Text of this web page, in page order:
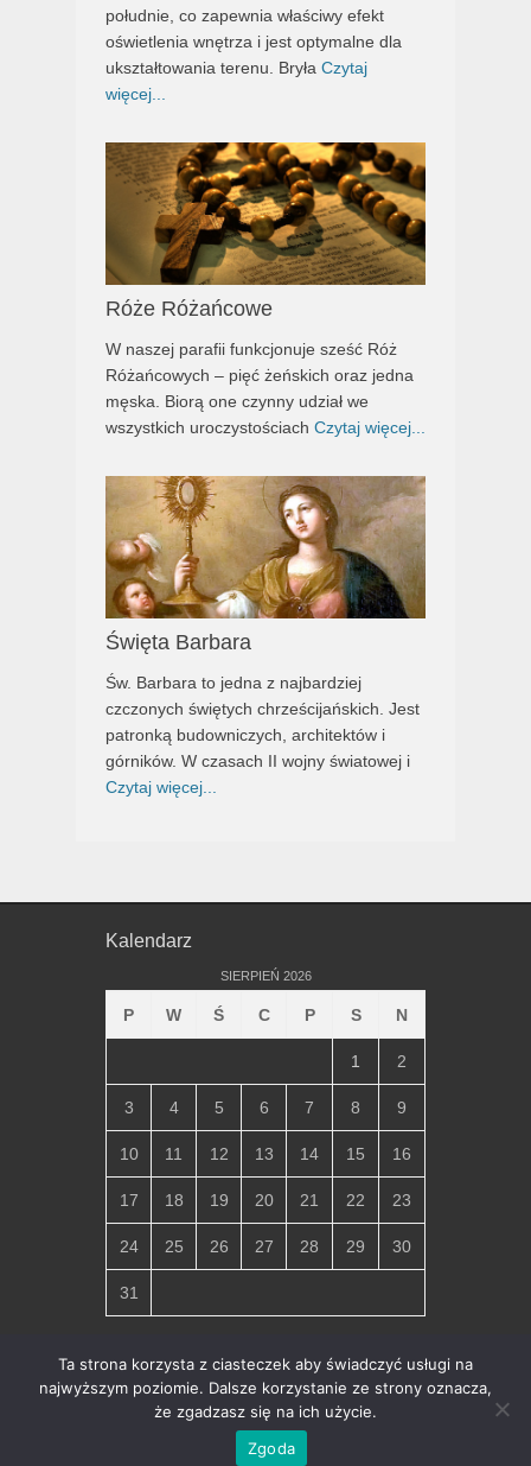
południe, co zapewnia właściwy efekt
oświetlenia wnętrza i jest optymalne dla
ukształtowania terenu. Bryła Czytaj
więcej...
Róże Różańcowe
W naszej parafii funkcjonuje sześć Róż
Różańcowych – pięć żeńskich oraz jedna
męska. Biorą one czynny udział we
wszystkich uroczystościach Czytaj więcej...
Święta Barbara
Św. Barbara to jedna z najbardziej
czczonych świętych chrześcijańskich. Jest
patronką budowniczych, architektów i
górników. W czasach II wojny światowej i
Czytaj więcej...
Kalendarz
SIERPIEŃ 2026
P W Ś C P S N
1 2
3 4 5 6 7 8 9
10 11 12 13 14 15 16
17 18 19 20 21 22 23
24 25 26 27 28 29 30
31
« lip
Copyright © 2026Parafia Miłosierdzia Bożego w Chłapowie
Ochrona danych osobowych i polityka
prywatności
Ta strona korzysta z ciasteczek aby świadczyć usługi na
najwyższym poziomie. Dalsze korzystanie ze strony oznacza,
że zgadzasz się na ich użycie.
Zgoda